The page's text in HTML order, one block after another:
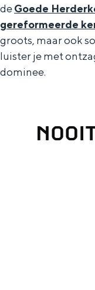
deGoede
gereformeerde
groots, maar ook
luister je met
dominee.